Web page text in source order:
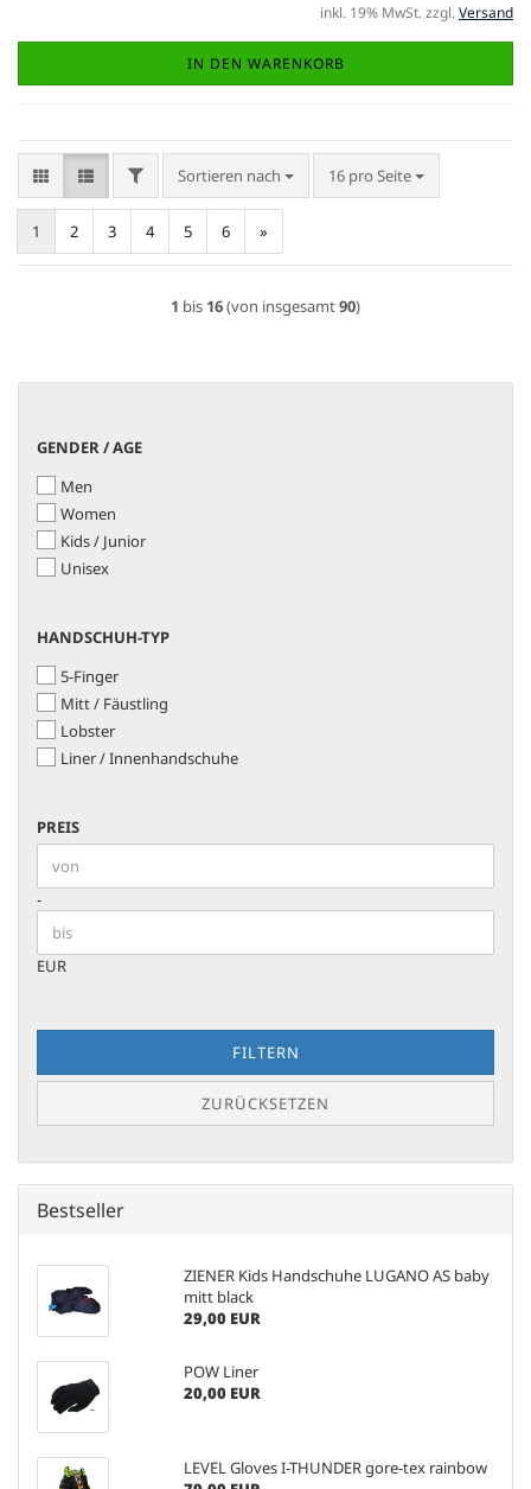
inkl. 19% MwSt. zzgl.Versand
IN DEN WARENKORB
FILTERSortieren nach
Sortieren nach 16 pro Seite
pro Seite
1 2 3 4 5 6 »
1 bis 16(von insgesamt90)
GENDER
AGE
GENDER / AGE
Men
Women
Kids / Junior
Unisex
HANDSCHUH-
HANDSCHUH-TYP
5-Finger
Mitt / Fäustling
Lobster
Liner / Innenhandschuhe
PREIS
PREIS
Preis bis
-
EUR
FILTERN
ZURÜCKSETZEN
Bestseller
ZIENER Kids Handschuhe LUGANO AS baby
mitt black
29,00 EUR
POW Liner
20,00 EUR
LEVEL Gloves I-THUNDER gore-tex rainbow